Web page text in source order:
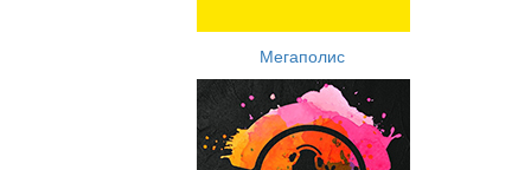
Мегаполис